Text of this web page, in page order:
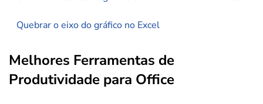
Quebrar o eixo do gráfico no Excel
Melhores Ferramentas de
Produtividade para Office